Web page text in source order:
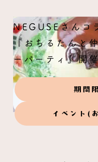
夏のことりくじ
NEGUSEさんコ
『おちるたんと
ーパーティ』開
期間
イベント(